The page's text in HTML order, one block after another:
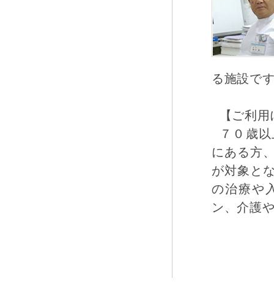
る施設で
【ご利
７０歳
にある方
が対象と
の治療や
ン、介護